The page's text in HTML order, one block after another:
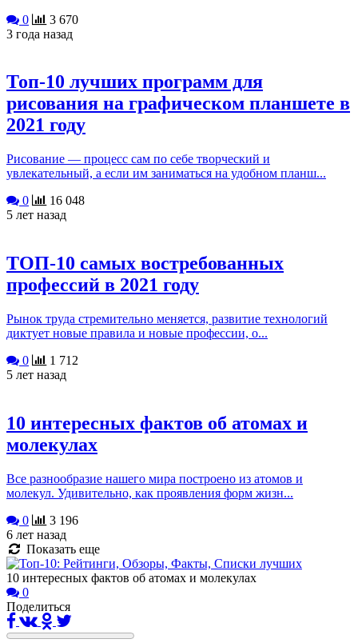
0
3 670
3 года назад
Топ-10 лучших программ для
рисования на графическом планшете в
2021 году
Рисование — процесс сам по себе творческий и
увлекательный, а если им заниматься на удобном планш...
0
16 048
5 лет назад
ТОП-10 самых востребованных
профессий в 2021 году
Рынок труда стремительно меняется, развитие технологий
диктует новые правила и новые профессии, о...
0
1 712
5 лет назад
10 интересных фактов об атомах и
молекулах
Все разнообразие нашего мира построено из атомов и
молекул. Удивительно, как проявления форм жизн...
0
3 196
6 лет назад
Показать еще
10 интересных фактов об атомах и молекулах
0
Поделиться